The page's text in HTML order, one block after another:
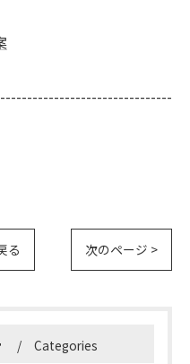
る 次のページ >
Categories